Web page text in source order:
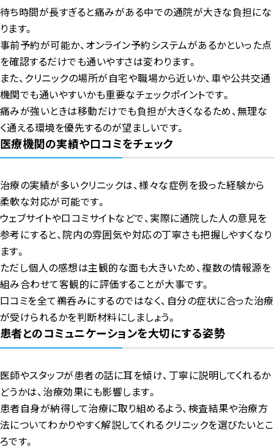
待ち時間が長すぎると痛みがある中での通院が大きな負担にな
ります。
事前予約が可能か、オンライン予約システムがあるかといった点
を確認するだけでも通いやすさは変わります。
また、クリニックの場所が自宅や職場から近いか、車や公共交通
機関でも通いやすいかも重要なチェックポイントです。
痛みが強いときは移動だけでも負担が大きくなるため、無理な
く通える環境を優先するのが望ましいです。
医療機関の実績や口コミをチェック
治療の実績が多いクリニックは、様々な症例を扱った経験から
柔軟な対応が可能です。
ウェブサイトや口コミサイトなどで、実際に通院した人の意見を
参考にすると、院内の雰囲気や対応の丁寧さも把握しやすくなり
ます。
ただし個人の感想は主観的な面も大きいため、複数の情報源を
組み合わせて客観的に評価することが大事です。
口コミを全て鵜呑みにするのではなく、自分の症状に合った治療
が受けられるかを判断材料にしましょう。
患者とのコミュニケーションを大切にする姿勢
医師やスタッフが患者の話に耳を傾け、丁寧に説明してくれるか
どうかは、治療効果にも影響します。
患者自身が納得して治療に取り組めるよう、検査結果や治療方
法についてわかりやすく解説してくれるクリニックを選びたいとこ
ろです。